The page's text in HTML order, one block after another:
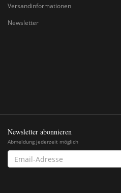
Versandinformationen
Newsletter
Newsletter abonnieren
Abmeldung jederzeit möglich
EMAIL-
ADRESSE